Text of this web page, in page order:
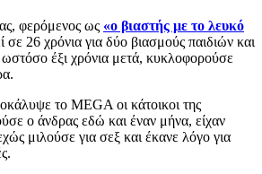
φερόμενος ως «ο βιαστής με το λευκό
σε 26 χρόνια για δύο βιασμούς παιδιών και
έξι χρόνια μετά, κυκλοφορούσε
το MEGA oι κάτοικοι της
ο άνδρας εδώ και έναν μήνα, είχαν
μιλούσε για σεξ και έκανε λόγο για